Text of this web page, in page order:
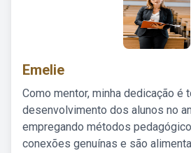
Emelie
Como mentor, minha dedicação é
desenvolvimento dos alunos no
empregando métodos
conexões genuínas e são